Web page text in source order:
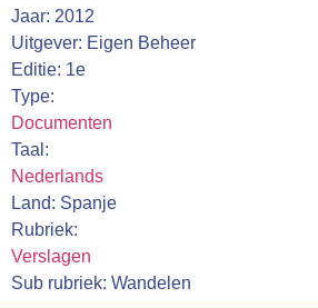
Webshop
Contact
Jaar: 2012
Uitgever: Eigen Beheer
Editie: 1e
Type:
Documenten
Taal:
Nederlands
Land: Spanje
Rubriek:
Verslagen
Sub rubriek: Wandelen